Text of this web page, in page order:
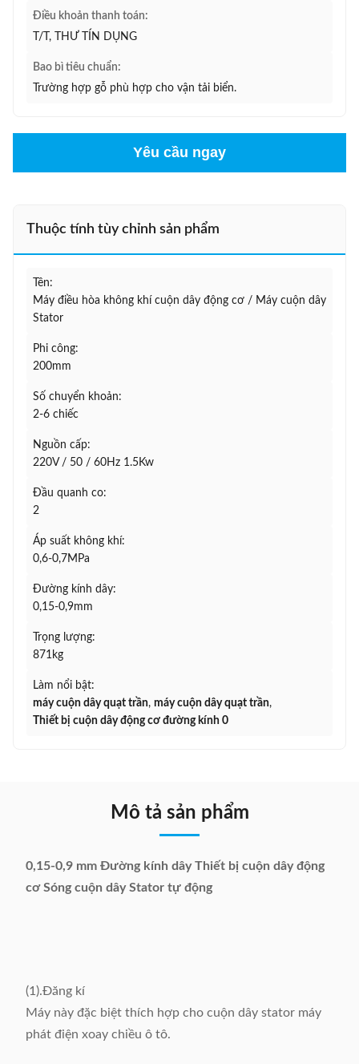
Điều khoản thanh toán:
T/T, THƯ TÍN DỤNG
Bao bì tiêu chuẩn:
Trường hợp gỗ phù hợp cho vận tải biển.
Yêu cầu ngay
Thuộc tính tùy chỉnh sản phẩm
Tên:
Máy điều hòa không khí cuộn dây động cơ / Máy cuộn dây
Stator
Phi công:
200mm
Số chuyển khoản:
2-6 chiếc
Nguồn cấp:
220V / 50 / 60Hz 1.5Kw
Đầu quanh co:
2
Áp suất không khí:
0,6-0,7MPa
Đường kính dây:
0,15-0,9mm
Trọng lượng:
871kg
Làm nổi bật:
máy cuộn dây quạt trần, máy cuộn dây quạt trần,
Thiết bị cuộn dây động cơ đường kính 0
Mô tả sản phẩm
0,15-0,9 mm Đường kính dây Thiết bị cuộn dây động
cơ Sóng cuộn dây Stator tự động
(1).Đăng kí
Máy này đặc biệt thích hợp cho cuộn dây stator máy
phát điện xoay chiều ô tô.